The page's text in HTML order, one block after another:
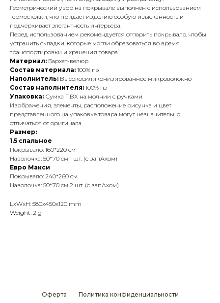
Геометрический узор на покрывале выполнен с использованием
термостежки, что придаёт изделию особую изысканность и
подчёркивает элегантность интерьера.
Перед использованием рекомендуется отпарить покрывало, чтобы
устранить складки, которые могли образоваться во время
транспортировки и хранения товара.
Материал: Бархат-велюр
Состав материала: 100% пэ
Наполнитель: Высокосиликонизированное микроволокно
Состав наполнителя: 100% пэ
Упаковка: Сумка ПВХ на молнии с ручками
Изображения, элементы, расположение рисунка и цвет
представленного на упаковке товара могут незначительно
отличаться от оригинала.
Размер:
1.5 спальное
Покрывало: 160*220 см
Наволочка: 50*70 см 1 шт. (с запАхом)
Евро Макси
Покрывало: 240*260 см
Наволочка: 50*70 см 2 шт. (с запАхом)
LxWxH: 580x450x120 mm
Weight: 2 g
Оферта
Политика конфиденциальности